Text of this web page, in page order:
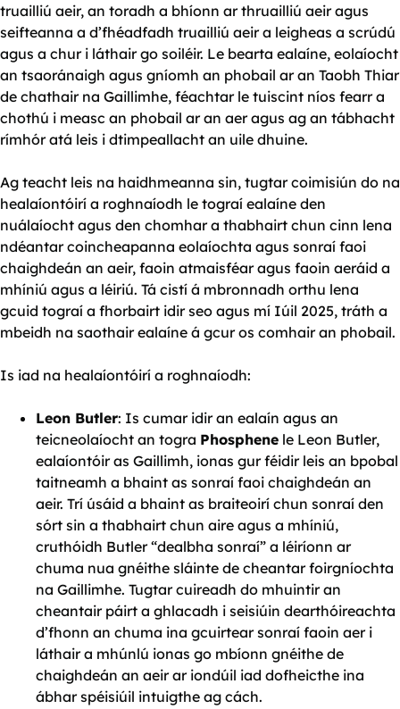
truailliú aeir, an toradh a bhíonn ar thruailliú aeir agus
seifteanna a d’fhéadfadh truailliú aeir a leigheas a scrúdú
agus a chur i láthair go soiléir. Le bearta ealaíne, eolaíocht
an tsaoránaigh agus gníomh an phobail ar an Taobh Thiar
de chathair na Gaillimhe, féachtar le tuiscint níos fearr a
chothú i measc an phobail ar an aer agus ag an tábhacht
rímhór atá leis i dtimpeallacht an uile dhuine.
Ag teacht leis na haidhmeanna sin, tugtar coimisiún do na
healaíontóirí a roghnaíodh le tograí ealaíne den
nuálaíocht agus den chomhar a thabhairt chun cinn lena
ndéantar coincheapanna eolaíochta agus sonraí faoi
chaighdeán an aeir, faoin atmaisféar agus faoin aeráid a
mhíniú agus a léiriú. Tá cistí á mbronnadh orthu lena
gcuid tograí a fhorbairt idir seo agus mí Iúil 2025, tráth a
mbeidh na saothair ealaíne á gcur os comhair an phobail.
Is iad na healaíontóirí a roghnaíodh:
Leon Butler: Is cumar idir an ealaín agus an
teicneolaíocht an togra Phosphene le Leon Butler,
ealaíontóir as Gaillimh, ionas gur féidir leis an bpobal
taitneamh a bhaint as sonraí faoi chaighdeán an
aeir. Trí úsáid a bhaint as braiteoirí chun sonraí den
sórt sin a thabhairt chun aire agus a mhíniú,
cruthóidh Butler “dealbha sonraí” a léiríonn ar
chuma nua gnéithe sláinte de cheantar foirgníochta
na Gaillimhe. Tugtar cuireadh do mhuintir an
cheantair páirt a ghlacadh i seisiúin dearthóireachta
d’fhonn an chuma ina gcuirtear sonraí faoin aer i
láthair a mhúnlú ionas go mbíonn gnéithe de
chaighdeán an aeir ar iondúil iad dofheicthe ina
ábhar spéisiúil intuigthe ag cách.